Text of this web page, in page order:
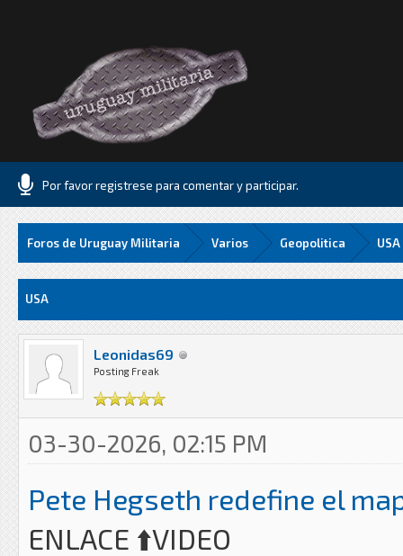
Por favor registrese para comentar y participar.
Foros de Uruguay Militaria Varios Geopolitica USA
USA
Leonidas69
Posting Freak
03-30-2026, 02:15 PM
Pete Hegseth redefine el
ENLACE ⬆️VIDEO